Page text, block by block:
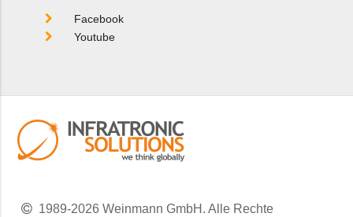
Facebook
Youtube
1989-2026 Weinmann GmbH. Alle Rechte